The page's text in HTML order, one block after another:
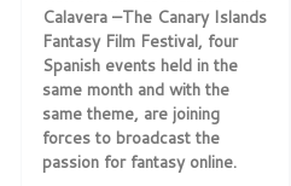
Calavera –The Canary Islands
Fantasy Film Festival, four
Spanish events held in the
same month and with the
same theme, are joining
forces to broadcast the
passion for fantasy online.